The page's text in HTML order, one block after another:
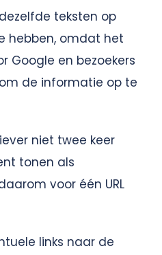
teksten op
hebben, omdat het
Google en bezoekers
de informatie op te
niet twee keer
tonen als
voor één URL
links naar de